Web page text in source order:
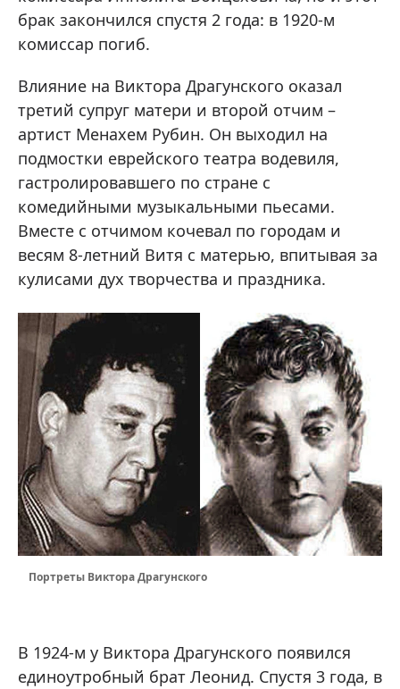
брак закончился спустя 2 года: в 1920-м
комиссар погиб.
Влияние на Виктора Драгунского оказал
третий супруг матери и второй отчим –
артист Менахем Рубин. Он выходил на
подмостки еврейского театра водевиля,
гастролировавшего по стране с
комедийными музыкальными пьесами.
Вместе с отчимом кочевал по городам и
весям 8-летний Витя с матерью, впитывая за
кулисами дух творчества и праздника.
Портреты Виктора Драгунского
В 1924-м у Виктора Драгунского появился
единоутробный брат Леонид. Спустя 3 года, в